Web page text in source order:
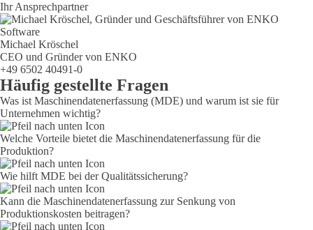
Ihr Ansprechpartner
Michael Kröschel
CEO und Gründer von ENKO
+49 6502 40491-0
Häufig gestellte Fragen
Was ist Maschinendatenerfassung (MDE) und warum ist sie für
Unternehmen wichtig?
Welche Vorteile bietet die Maschinendatenerfassung für die
Produktion?
Wie hilft MDE bei der Qualitätssicherung?
Kann die Maschinendatenerfassung zur Senkung von
Produktionskosten beitragen?